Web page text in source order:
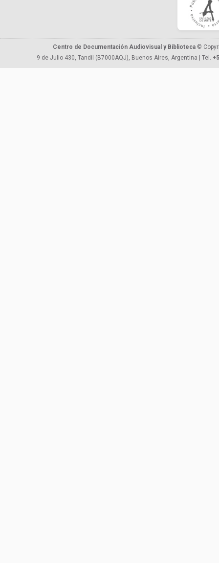
Centro de Documentación Audiovisual y Biblioteca ©
9 de Julio 430, Tandil (B7000AQJ), Buenos Aires, Argentina | Tel.